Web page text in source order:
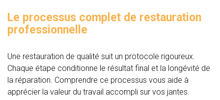
Le processus complet de restauration
professionnelle
Une restauration de qualité suit un protocole rigoureux.
Chaque étape conditionne le résultat final et la longévité de
la réparation. Comprendre ce processus vous aide à
apprécier la valeur du travail accompli sur vos jantes.